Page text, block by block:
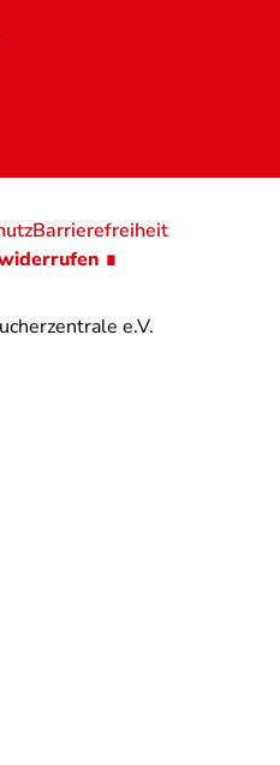
e.V.
Barrierefreiheit
∎